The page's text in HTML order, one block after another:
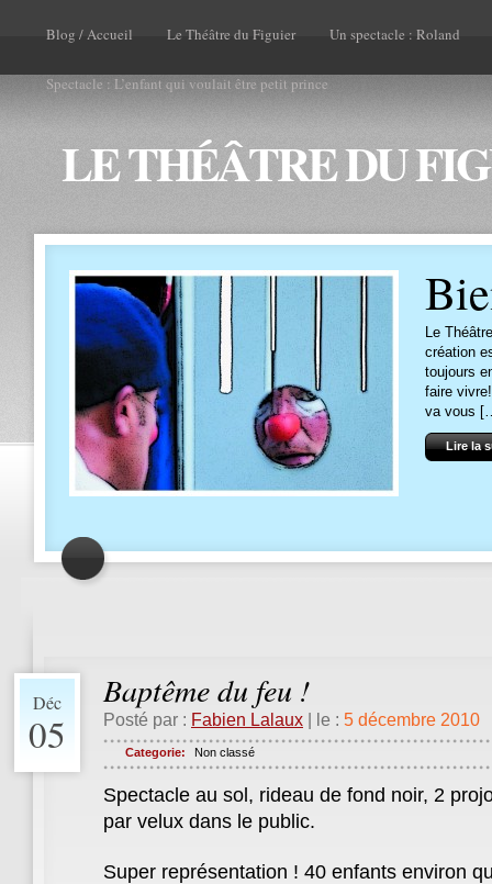
Blog / Accueil Le Théâtre du Figuier Un spectacle : Roland
Spectacle : L’enfant qui voulait être petit prince
LE THÉÂTRE DU
Le
création
toujours
faire
va vous
Lire la
Déc
05
Baptême du feu !
Posté par : Fabien Lalaux | le : 5 décembre 2010
Categorie: Non classé
Spectacle au sol, rideau de fond noir, 2
par velux dans le public.
Super représentation ! 40 enfants environ